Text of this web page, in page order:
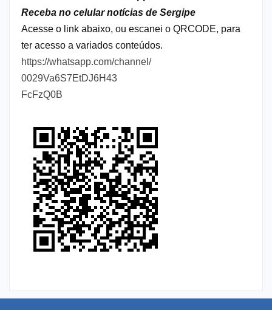
Receba no celular notícias de Sergipe
Acesse o link abaixo, ou escanei o QRCODE, para
ter acesso a variados conteúdos.
https://whatsapp.com/channel/
0029Va6S7EtDJ6H43
FcFzQ0B